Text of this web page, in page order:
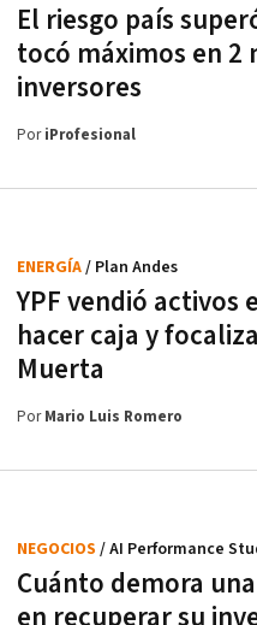
El riesgo país
tocó máximos en 2
inversores
PoriProfesional
YPF vendió activos
hacer caja y
Muerta
ENERGÍA/ Plan Andes
PorMario Luis Romero
Cuánto demora
en recuperar su
NEGOCIOS / AI Performance